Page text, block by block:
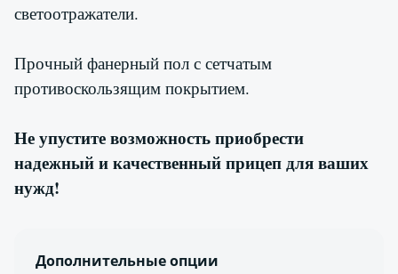
светоотражатели.
Прочный фанерный пол с сетчатым
противоскользящим покрытием.
Не упустите возможность приобрести
надежный и качественный прицеп для ваших
нужд!
Дополнительные опции